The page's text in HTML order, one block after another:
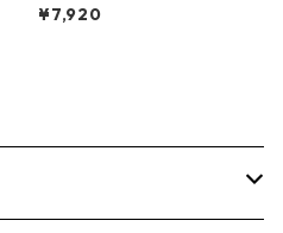
［掛け時計］C01_Gray × Yell
ow
¥7,920